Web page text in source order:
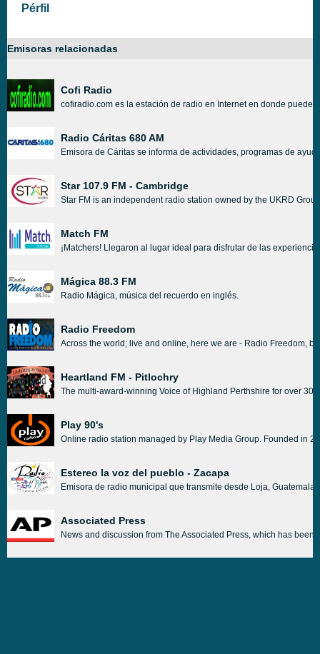
Pérfil
Emisoras relacionadas
Cofi Radio
cofiradio.com es la estación de radio en Internet en donde
Radio Cáritas 680 AM
Emisora de Cáritas se informa de actividades, programas de
Star 107.9 FM - Cambridge
Star FM is an independent radio station owned by the UKRD
Match FM
¡Matchers! Llegaron al lugar ideal para disfrutar de las
Mágica 88.3 FM
Radio Mágica, música del recuerdo en inglés.
Radio Freedom
Across the world; live and online, here we are - Radio Freedom,
Heartland FM - Pitlochry
The multi-award-winning Voice of Highland Perthshire for over 30
Play 90's
Online radio station managed by Play Media Group. Founded in
Estereo la voz del pueblo - Zacapa
Emisora de radio municipal que transmite desde Loja,
Associated Press
News and discussion from The Associated Press, which has been